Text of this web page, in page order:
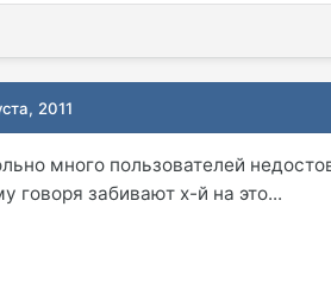
2011
много пользователей
говоря забивают х-й на это...